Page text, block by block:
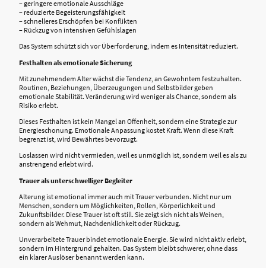
– geringere emotionale Ausschläge
– reduzierte Begeisterungsfähigkeit
– schnelleres Erschöpfen bei Konflikten
– Rückzug von intensiven Gefühlslagen
Das System schützt sich vor Überforderung, indem es Intensität reduziert.
Festhalten als emotionale Sicherung
Mit zunehmendem Alter wächst die Tendenz, an Gewohntem festzuhalten.
Routinen, Beziehungen, Überzeugungen und Selbstbilder geben
emotionale Stabilität. Veränderung wird weniger als Chance, sondern als
Risiko erlebt.
Dieses Festhalten ist kein Mangel an Offenheit, sondern eine Strategie zur
Energieschonung. Emotionale Anpassung kostet Kraft. Wenn diese Kraft
begrenzt ist, wird Bewährtes bevorzugt.
Loslassen wird nicht vermieden, weil es unmöglich ist, sondern weil es als zu
anstrengend erlebt wird.
Trauer als unterschwelliger Begleiter
Alterung ist emotional immer auch mit Trauer verbunden. Nicht nur um
Menschen, sondern um Möglichkeiten, Rollen, Körperlichkeit und
Zukunftsbilder. Diese Trauer ist oft still. Sie zeigt sich nicht als Weinen,
sondern als Wehmut, Nachdenklichkeit oder Rückzug.
Unverarbeitete Trauer bindet emotionale Energie. Sie wird nicht aktiv erlebt,
sondern im Hintergrund gehalten. Das System bleibt schwerer, ohne dass
ein klarer Auslöser benannt werden kann.